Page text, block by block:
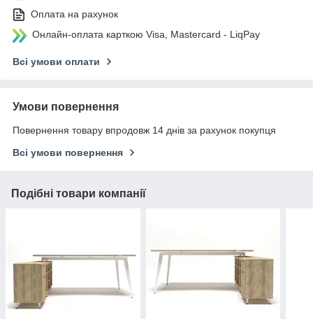
Оплата на рахунок
Онлайн-оплата карткою Visa, Mastercard - LiqPay
Всі умови оплати
Умови повернення
Повернення товару впродовж 14 днів за рахунок покупця
Всі умови повернення
Подібні товари компанії